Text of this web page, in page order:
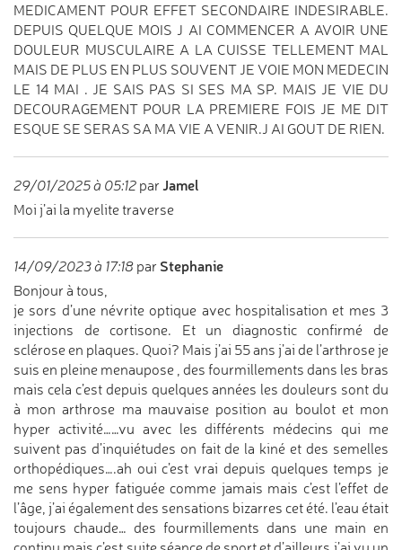
MEDICAMENT POUR EFFET SECONDAIRE INDESIRABLE.
DEPUIS QUELQUE MOIS J AI COMMENCER A AVOIR UNE
DOULEUR MUSCULAIRE A LA CUISSE TELLEMENT MAL
MAIS DE PLUS EN PLUS SOUVENT JE VOIE MON MEDECIN
LE 14 MAI . JE SAIS PAS SI SES MA SP. MAIS JE VIE DU
DECOURAGEMENT POUR LA PREMIERE FOIS JE ME DIT
ESQUE SE SERAS SA MA VIE A VENIR.J AI GOUT DE RIEN.
29/01/2025 à 05:12 par Jamel
Moi j’ai la myelite traverse
14/09/2023 à 17:18 par Stephanie
Bonjour à tous,
je sors d’une névrite optique avec hospitalisation et mes 3
injections de cortisone. Et un diagnostic confirmé de
sclérose en plaques. Quoi? Mais j’ai 55 ans j’ai de l’arthrose je
suis en pleine menaupose , des fourmillements dans les bras
mais cela c’est depuis quelques années les douleurs sont du
à mon arthrose ma mauvaise position au boulot et mon
hyper activité……vu avec les différents médecins qui me
suivent pas d’inquiétudes on fait de la kiné et des semelles
orthopédiques….ah oui c’est vrai depuis quelques temps je
me sens hyper fatiguée comme jamais mais c’est l’effet de
l’âge, j’ai également des sensations bizarres cet été. l’eau était
toujours chaude… des fourmillements dans une main en